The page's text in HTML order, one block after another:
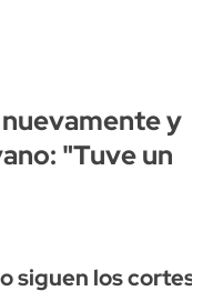
y
"Tuve un
siguen los